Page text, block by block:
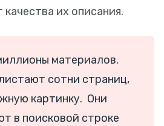
их описания.
материалов.
сотни страниц,
картинку. Они
в поисковой строке